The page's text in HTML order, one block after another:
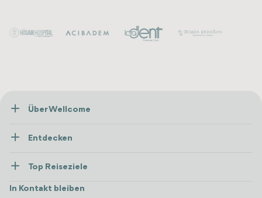
Über Wellcome
Presse
Vertrauen & Sicherheit
Entdecken
Wellness
Unterkünfte
Top Reiseziele
Alle anzeigen
In Kontakt bleiben